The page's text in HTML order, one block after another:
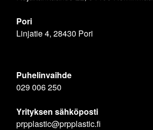
Pori
Linjatie 4, 28430 Pori
Puhelinvaihde
029 006 250
Yrityksen sähköposti
prpplastic@prpplastic.fi